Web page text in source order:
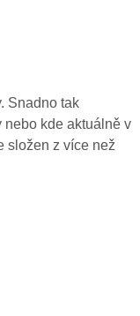
Snadno tak
nebo kde aktuálně v
složen z více než